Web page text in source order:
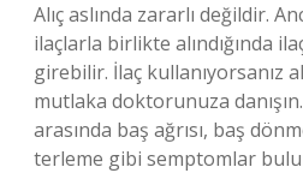
Alıç aslında zararlı değildir.
ilaçlarla birlikte alındığında
girebilir. İlaç kullanıyorsanız
mutlaka doktorunuza
arasında baş ağrısı, baş
terleme gibi semptomlar